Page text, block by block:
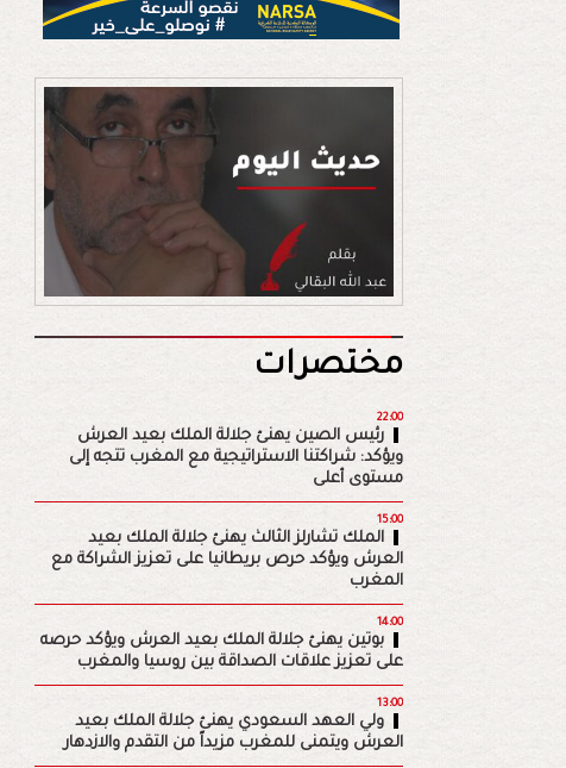
مختصرات
22:00
رئيس الصين يهنئ جلالة الملك بعيد العرش
ويؤكد: شراكتنا الاستراتيجية مع المغرب تتجه إلى
مستوى أعلى
15:00
الملك تشارلز الثالث يهنئ جلالة الملك بعيد
العرش ويؤكد حرص بريطانيا على تعزيز الشراكة مع
المغرب
14:00
بوتين يهنئ جلالة الملك بعيد العرش ويؤكد حرصه
على تعزيز علاقات الصداقة بين روسيا والمغرب
13:00
ولي العهد السعودي يهنئ جلالة الملك بعيد
العرش ويتمنى للمغرب مزيداً من التقدم والازدهار